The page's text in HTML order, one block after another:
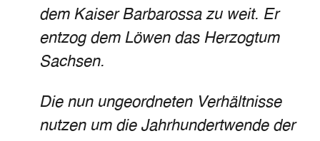
dem Kaiser Barbarossa zu weit. Er
entzog dem Löwen das Herzogtum
Sachsen.
Die nun ungeordneten Verhältnisse
nutzen um die Jahrhundertwende der